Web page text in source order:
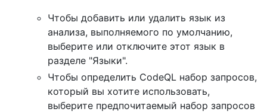
Чтобы добавить или удалить язык из
анализа, выполняемого по умолчанию,
выберите или отключите этот язык в
разделе "Языки".
Чтобы определить CodeQL набор запросов,
который вы хотите использовать,
выберите предпочитаемый набор запросов